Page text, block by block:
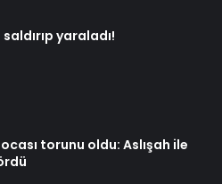
yaraladı!
torunu oldu: Aslışah ile